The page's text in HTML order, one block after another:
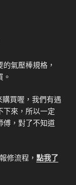
的氣壓棒規格，
買喔，我們有遇
下來，所以一定
傅，對了不知道
修流程， 點我了